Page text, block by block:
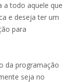
a todo aquele que
e deseja ter um
para
da programação
seja no